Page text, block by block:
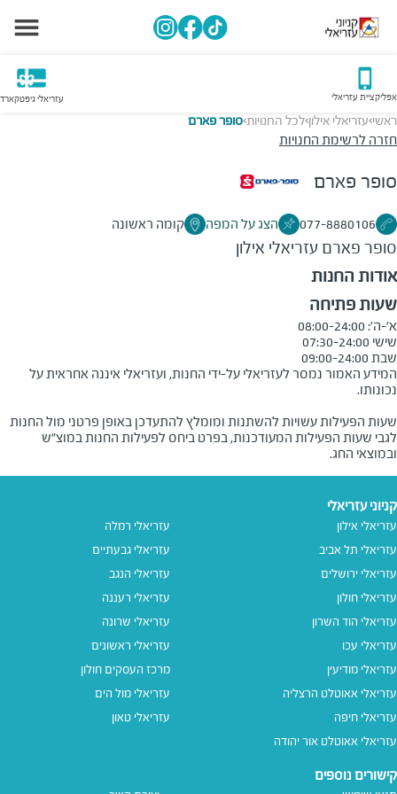
אפליקציית עזריאלי עזריאלי גיפטקארד
ראשי>עזריאלי אילון>לכל החנויות>סופר פארם
חזרה לרשימת החנויות
סופר פארם
077-8880106 הצג על המפה קומה ראשונה
סופר פארם עזריאלי אילון
אודות החנות
שעות פתיחה
שבת 09:00-24:00
המידע האמור נמסר לעזריאלי על-ידי החנות, ועזריאלי איננה אחראית על
שעות הפעילות עשויות להשתנות ומומלץ להתעדכן באופן פרטני מול החנות
לגבי שעות הפעילות המעודכנות, בפרט ביחס לפעילות החנות במוצ"ש
ובמוצאי החג.
קניוני עזריאלי
עזריאלי אילון
עזריאלי תל אביב
עזריאלי ירושלים
עזריאלי חולון
עזריאלי הוד השרון
עזריאלי עכו
עזריאלי מודיעין
עזריאלי אאוטלט הרצליה
עזריאלי חיפה
עזריאלי אאוטלט אור יהודה
עזריאלי רמלה
עזריאלי גבעתיים
עזריאלי הנגב
עזריאלי רעננה
עזריאלי שרונה
עזריאלי ראשונים
מרכז העסקים חולון
עזריאלי מול הים
עזריאלי טאון
קישורים נוספים